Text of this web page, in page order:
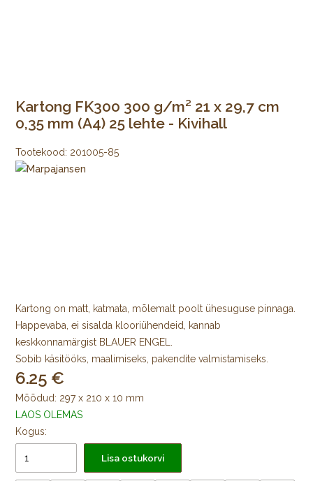
Kartong FK300 300 g/m² 21 x 29,7 cm
0,35 mm (A4) 25 lehte - Kivihall
Tootekood: 201005-85
Kartong on matt, katmata, mõlemalt poolt ühesuguse pinnaga.
Happevaba, ei sisalda klooriühendeid, kannab
keskkonnamärgist BLAUER ENGEL.
Sobib käsitööks, maalimiseks, pakendite valmistamiseks.
6.25
Mõõdud: 297 x 210 x 10 mm
LAOS OLEMAS
Kogus:
Lisa ostukorvi